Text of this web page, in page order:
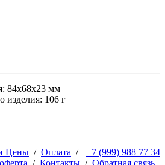
84х68х23 мм
изделия: 106 г
+7 (999) 988 77 34
Цены / Оплата /